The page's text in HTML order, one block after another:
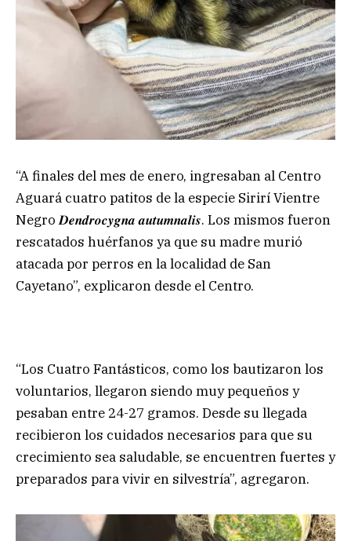
“A finales del mes de enero, ingresaban al Centro
Aguará cuatro patitos de la especie Sirirí Vientre
Negro 𝑫𝒆𝒏𝒅𝒓𝒐𝒄𝒚𝒈𝒏𝒂 𝒂𝒖𝒕𝒖𝒎𝒏𝒂𝒍𝒊𝒔. Los mismos fueron
rescatados huérfanos ya que su madre murió
atacada por perros en la localidad de San
Cayetano”, explicaron desde el Centro.
“Los Cuatro Fantásticos, como los bautizaron los
voluntarios, llegaron siendo muy pequeños y
pesaban entre 24-27 gramos. Desde su llegada
recibieron los cuidados necesarios para que su
crecimiento sea saludable, se encuentren fuertes y
preparados para vivir en silvestría”, agregaron.